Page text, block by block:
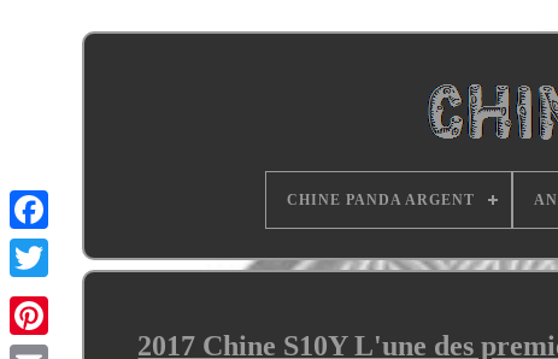
CHINE PANDA ARGENT
2017 Chine S10Y L'une des